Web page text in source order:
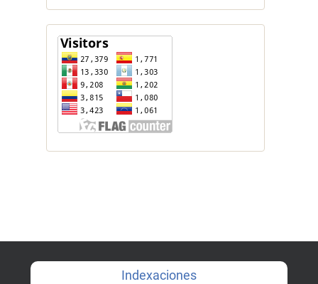
Indexaciones